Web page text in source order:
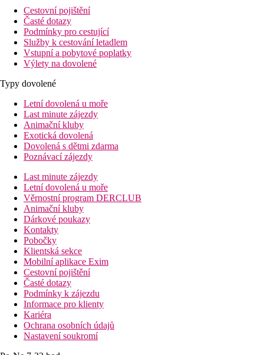
Cestovní pojištění
Časté dotazy
Podmínky pro cestující
Služby k cestování letadlem
Vstupní a pobytové poplatky
Výlety na dovolené
Typy dovolené
Letní dovolená u moře
Last minute zájezdy
Animační kluby
Exotická dovolená
Dovolená s dětmi zdarma
Poznávací zájezdy
Last minute zájezdy
Letní dovolená u moře
Věrnostní program DERCLUB
Animační kluby
Dárkové poukazy
Kontakty
Pobočky
Klientská sekce
Mobilní aplikace Exim
Cestovní pojištění
Časté dotazy
Podmínky k zájezdu
Informace pro klienty
Kariéra
Ochrana osobních údajů
Nastavení soukromí